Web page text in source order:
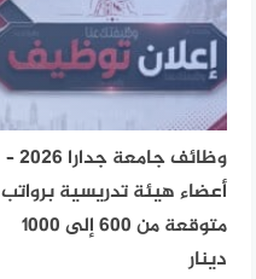
وظائف جامعة جدارا 2026 –
أعضاء هيئة تدريسية برواتب
متوقعة من 600 إلى 1000
دينار